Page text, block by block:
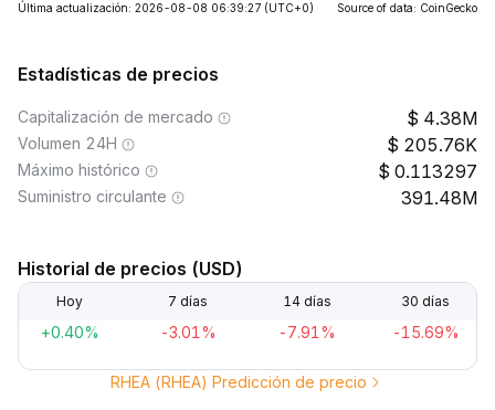
Última actualización: 2026-08-08 06:39:27 (UTC+0) Source of data: CoinGecko
Estadísticas de precios
Capitalización de mercado 4.38M
Volumen 24H 205.76K
Máximo histórico 0.113297
Suministro circulante 391.48M
Historial de precios (USD)
Hoy 7 días 14 días 30 días
+0.40% -3.01% -7.91% -15.69%
RHEA (RHEA) Predicción de precio